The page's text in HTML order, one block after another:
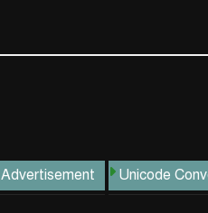
Advertisement Unicode